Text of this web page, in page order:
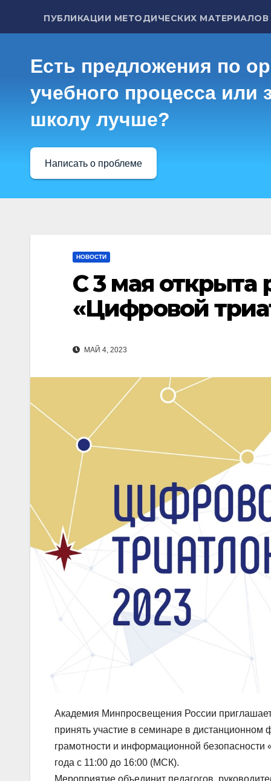
ПУБЛИКАЦИИ МЕТОДИЧЕСКИХ МАТЕРИАЛОВ
Есть предложения по
учебного процесса или
школу лучше?
Написать о проблеме
НОВОСТИ
С 3 мая открыта
«Цифровой
МАЙ 4, 2023
Академия Минпросвещения России приглашает
принять участие в семинаре в
грамотности и информационной
года с 11:00 до 16:00 (МСК).
Мероприятие объединит педагогов,